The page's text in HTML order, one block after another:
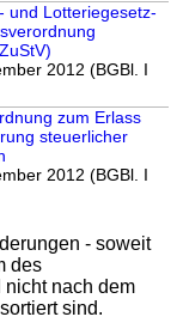
und Lotteriegesetz-
2012 (BGBl. I
zum Erlass
steuerlicher
2012 (BGBl. I
- soweit
des
nicht nach dem
sind.